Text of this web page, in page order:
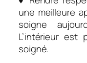
une meilleure
soigne
L’intérieur est
soigné.